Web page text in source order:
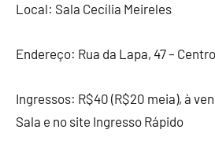
Local: Sala Cecília Meireles
Endereço: Rua da Lapa, 47 –
Ingressos: R$40 (R$20 meia), à
Sala e no site Ingresso Rápido